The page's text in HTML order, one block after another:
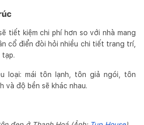
tiết kiệm chi phí hơn so với nhà mang
cổ điển đòi hỏi nhiều chi tiết trang trí,
tạp.
loại: mái tôn lạnh, tôn giả ngói, tôn
và độ bền sẽ khác nhau.